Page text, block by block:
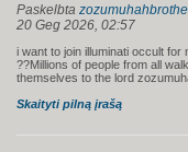
Paskelbta
20 Geg 2026, 02:57
i want to join illuminati occult
??Millions of people from all
themselves to the lord
Skaityti pilną įrašą